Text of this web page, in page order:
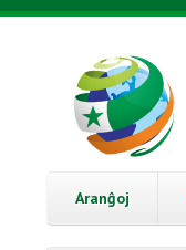
Skip to main content
Aranĝoj